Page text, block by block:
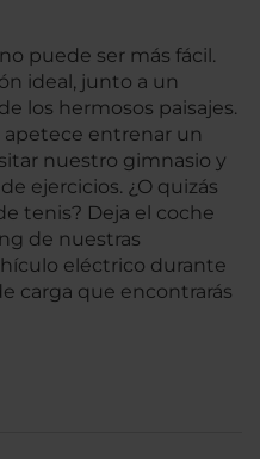
puede ser más fácil.
ideal, junto a un
los hermosos paisajes.
apetece entrenar un
nuestro gimnasio y
ejercicios. ¿O quizás
tenis? Deja el coche
de nuestras
eléctrico durante
carga que encontrarás